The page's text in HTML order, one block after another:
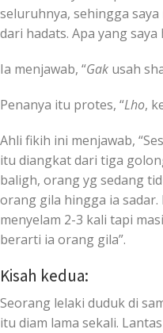
seluruhnya, sehingga
dari hadats. Apa yang saya
Ia menjawab, “Gak usah
Penanya itu protes, “Lho,
Ahli fikih ini menjawab,
itu diangkat dari tiga
baligh, orang yg sedang
orang gila hingga ia
menyelam 2-3 kali tapi
berarti ia orang gila”.
Kisah kedua:
Seorang lelaki duduk di
itu diam lama sekali. Lantas